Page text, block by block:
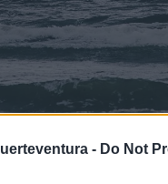
- Do Not